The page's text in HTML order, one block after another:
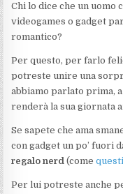
Chi lo dice che un uomo
videogames o gadget
romantico?
Per questo, per farlo
potreste unire una
abbiamo parlato prima,
renderà la sua giornata
Se sapete che ama
con gadget un po’ fuori
regalo nerd (comequesti
Per lui potreste anche